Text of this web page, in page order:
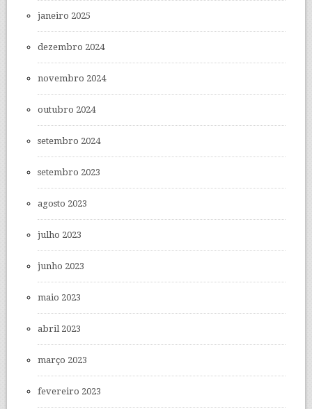
janeiro 2025
dezembro 2024
novembro 2024
outubro 2024
setembro 2024
setembro 2023
agosto 2023
julho 2023
junho 2023
maio 2023
abril 2023
março 2023
fevereiro 2023